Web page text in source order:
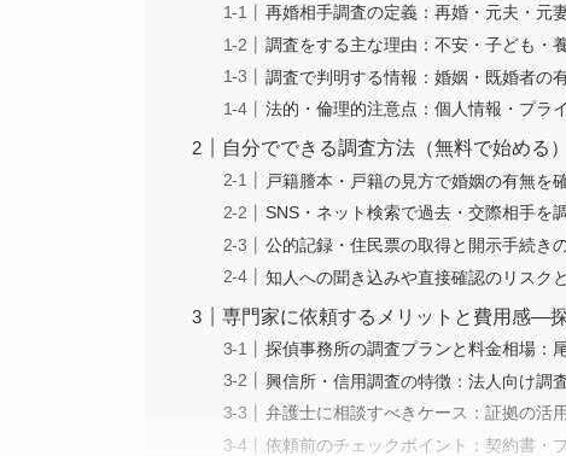
再婚相手調査の定義：再婚・元夫・元
調査をする主な理由：不安・子ども・
調査で判明する情報：婚姻・既婚者の
法的・倫理的注意点：個人情報・プラ
自分でできる調査方法（無料で始め
戸籍謄本・戸籍の見方で婚姻の有無を
SNS・ネット検索で過去・交際相手を
公的記録・住民票の取得と開示手続き
知人への聞き込みや直接確認のリスク
専門家に依頼するメリットと費用感—
探偵事務所の調査プランと料金相場：
興信所・信用調査の特徴：法人向け調
弁護士に相談すべきケース：証拠の活
依頼前のチェックポイント：契約書・